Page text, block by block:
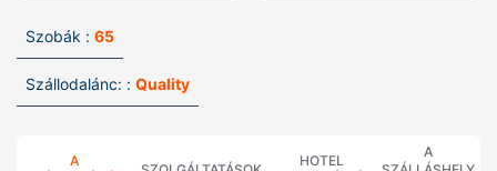
Szobák : 65
Szállodalánc: : Quality
A
HOTEL
A